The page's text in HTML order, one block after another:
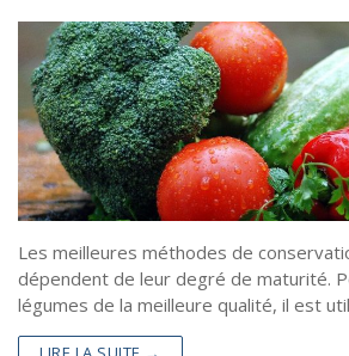
Les meilleures méthodes de
dépendent de leur degré de maturité.
légumes de la meilleure qualité, il est